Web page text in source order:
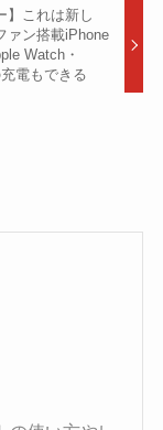
】これは新し
ァン搭載iPhone
Watch・
電もできる